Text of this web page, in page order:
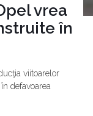
vrea
în
viitoarelor
defavoarea